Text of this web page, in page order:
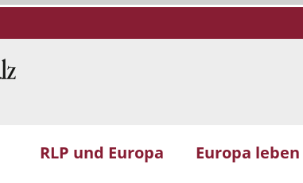
RLP und Europa Europa leben